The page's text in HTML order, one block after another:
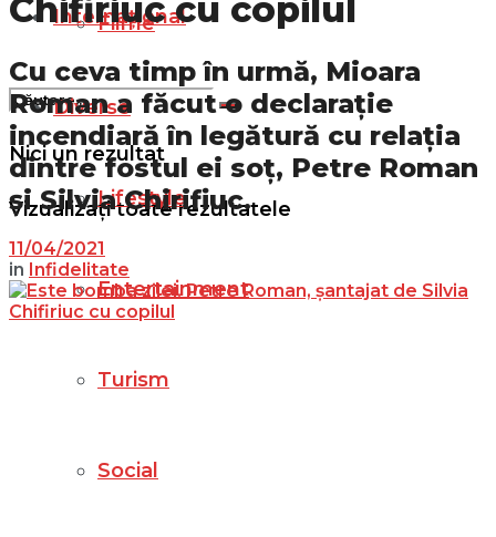
Filme
Nici un rezultat
Vizualizați toate rezultatele
Internațional
Diverse
Lifestyle
Entertainment
Turism
Social
Chifiriuc cu copilul
Cu ceva timp în urmă, Mioara
Roman a făcut o declarație
incendiară în legătură cu relația
dintre fostul ei soț, Petre Roman
și Silvia Chirifiuc.
11/04/2021
in Infidelitate